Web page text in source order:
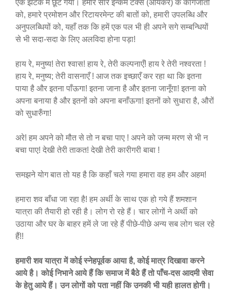
एक झटके में छूट गया। हमारे सारे इन्कम टेक्स (आयकर) के कागजातों
को, हमारे प्रमोशन और रिटायरमेन्ट की बातों को, हमारी उपलब्धि और
अनुपलब्धियों को, यहाँ तक कि हमें एक पल भी ही अपने सगे सम्बन्धियों
से भी सदा-सदा के लिए अलविदा होना पड़ा!
हाय रे, मनुष्य! तेरा श्वास! हाय रे, तेरी कल्पनाएँ! हाय रे तेरी नश्वरता !
हाय रे, मनुष्य; तेरी वासनाएँ ! आज तक इच्छाएँ कर रहा था कि इतना
पाया है और इतना पाँऊगा! इतना जाना है और इतना जानूँगा! इतना को
अपना बनाया है और इतनों को अपना बनाँऊगा! इतनों को सुधारा है, औरों
को सुधारुँगा!
अरे! हम अपने को मौत से तो न बचा पाए ! अपने को जन्म मरण से भी न
बचा पाए! देखी तेरी ताकत! देखी तेरी कारीगरी बाबा !
समझने योग बात तो यह है कि कहाँ चले गया हमारा वह हम और अहम!
हमारा शव बाँधा जा रहा है! हम अर्थी के साथ एक हो गये हैं शमशान
यात्रा की तैयारी हो रही है। लोग रो रहे हैं। चार लोगों ने अर्थी को
उठाया और घर के बाहर हमें ले जा रहे हैं पीछे-पीछे अन्य सब लोग चल रहे
हैं!!
हमारी शव यात्रा में कोई स्नेहपूर्वक आया है, कोई मात्र दिखावा करने
आये है। कोई निभाने आये हैं कि समाज में बैठे हैं तो पाँच-दस आदमी सेवा
के हेतु आये हैं। उन लोगों को पता नहीं कि उनकी भी यही हालत होगी।